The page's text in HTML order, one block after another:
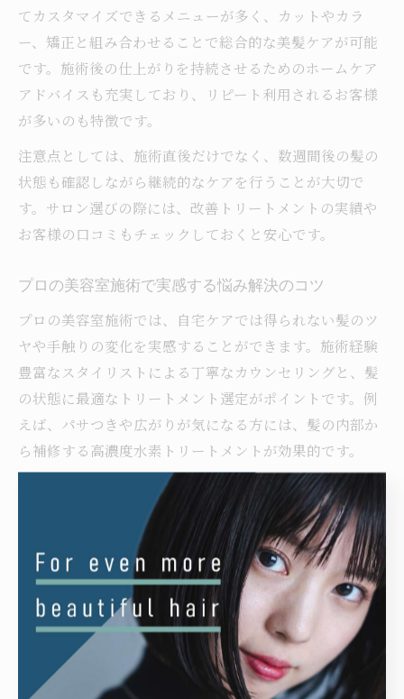
てカスタマイズできるメニューが多く、カットやカラ
ー、矯正と組み合わせることで総合的な美髪ケアが可能
です。施術後の仕上がりを持続させるためのホームケア
アドバイスも充実しており、リピート利用されるお客様
が多いのも特徴です。
注意点としては、施術直後だけでなく、数週間後の髪の
状態も確認しながら継続的なケアを行うことが大切で
す。サロン選びの際には、改善トリートメントの実績や
お客様の口コミもチェックしておくと安心です。
プロの美容室施術で実感する悩み解決のコツ
プロの美容室施術では、自宅ケアでは得られない髪のツ
ヤや手触りの変化を実感することができます。施術経験
豊富なスタイリストによる丁寧なカウンセリングと、髪
の状態に最適なトリートメント選定がポイントです。例
えば、パサつきや広がりが気になる方には、髪の内部か
ら補修する高濃度水素トリートメントが効果的です。
また、カラーやパーマ後のダメージを最小限に抑えるた
めのケア方法や、日常生活での注意点もアドバイスして
くれます。実際に「サロン帰りの仕上がりが長持ちする
ようになった」「毎日のスタイリングが楽になった」と
いった声も多く寄せられています。
失敗例としては、施術後のホームケアを怠ることでダメ
ージが再発するケースがあるため、スタイリストの指示
に従い継続的なケアを心がけることが大切です。悩み解